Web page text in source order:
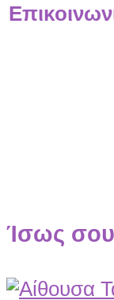
Ίσως